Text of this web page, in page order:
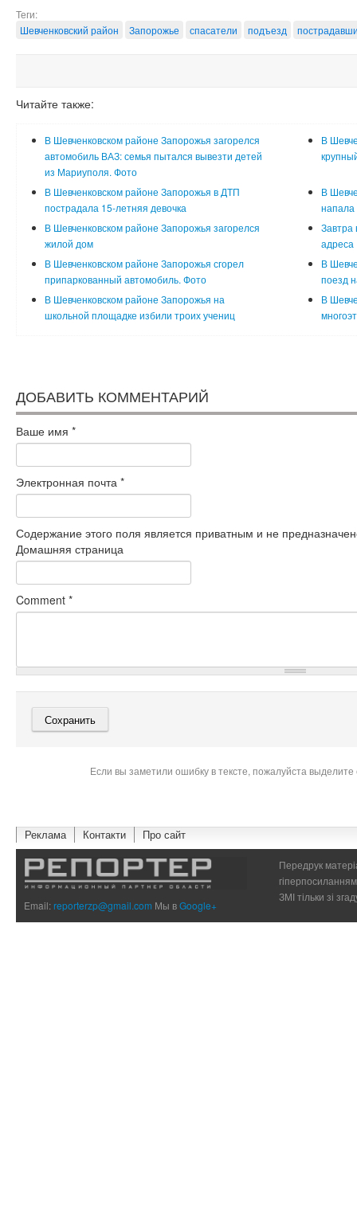
Теги:
Шевченковский район
Запорожье спасатели подъезд
Читайте также:
В Шевченковском районе Запорожья загорелся
автомобиль ВАЗ: семья пытался вывезти детей
из Мариуполя. Фото
В
В Шевченковском районе Запорожья в ДТП
пострадала 15-летняя девочка
В
напала
В Шевченковском районе Запорожья загорелся
жилой дом
Завтра
адреса
В Шевченковском районе Запорожья сгорел
припаркованный автомобиль. Фото
В
поезд
В Шевченковском районе Запорожья на
школьной площадке избили троих учениц
В
ДОБАВИТЬ КОММЕНТАРИЙ
Ваше имя *
Электронная почта *
Содержание этого поля является приватным и не
Домашняя страница
Comment *
Если вы заметили ошибку в тексте, пожалуйста
Реклама Контакти Про сайт
Email:reporterzp@gmail.com Мы вGoogle+
Передрук
ЗМІ тільки зі